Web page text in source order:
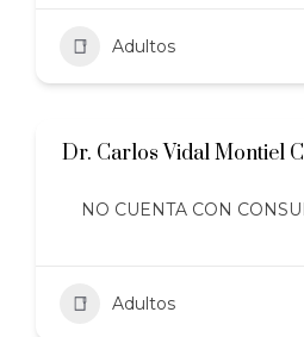
Adultos
Dr. Carlos Vidal Montiel
NO CUENTA CON
Adultos